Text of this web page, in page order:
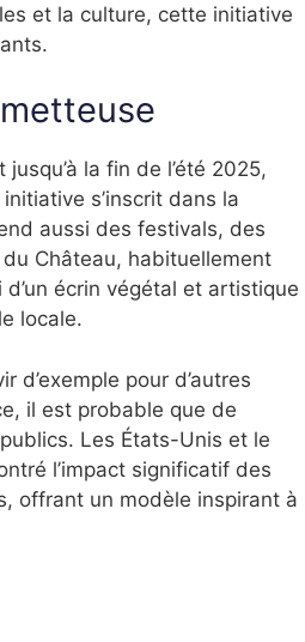
et la culture, cette initiative
la fin de l’été 2025,
s’inscrit dans la
aussi des festivals, des
Château, habituellement
écrin végétal et artistique
locale.
pour d’autres
il est probable que de
Les États-Unis et le
l’impact significatif des
offrant un modèle inspirant à